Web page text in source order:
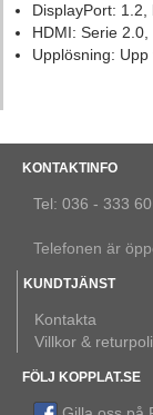
DisplayPort:
HDMI: Serie 2.0,
Upplösning:
KONTAKTINFO
Tel: 036 - 333
Telefonen är
KUNDTJÄNST
Kontakta
Villkor &
FÖLJ KOPPLAT.SE